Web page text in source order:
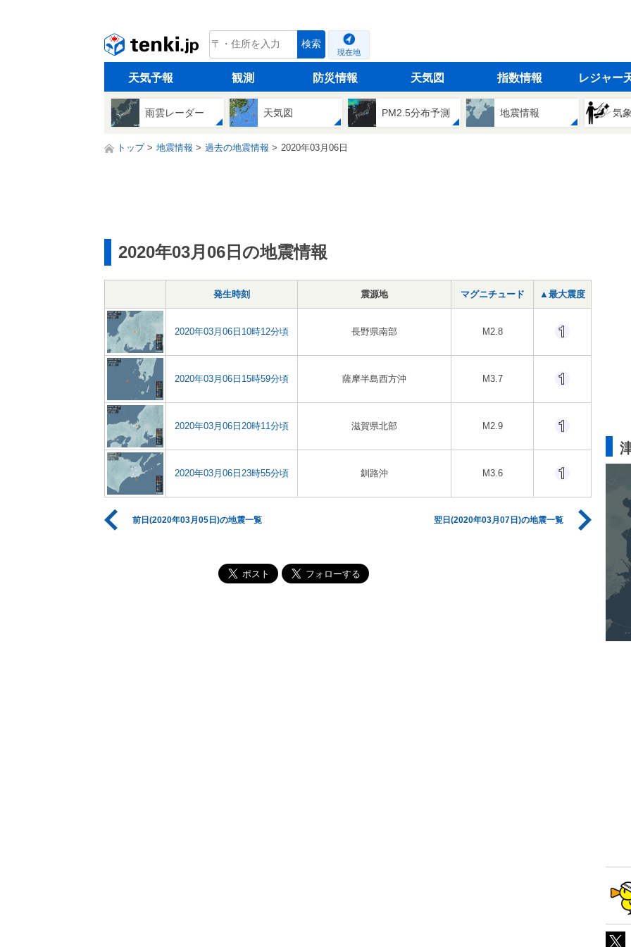
tenki.jp 検索
現在地
天気予報 観測 防災情報 天気図 指数情報 レジャー
雨雲レーダー 天気図 PM2.5分布予測 地震情報 気
トップ 地震情報 過去の地震情報 2020年03月06日
2020年03月06日の地震情報
発生時刻 震源地 マグニチュード ▲最大震度
2020年03月06日10時12分頃 長野県南部 M2.8
2020年03月06日15時59分頃 薩摩半島西方沖 M3.7
2020年03月06日20時11分頃 滋賀県北部 M2.9
2020年03月06日23時55分頃 釧路沖 M3.6
前日(2020年03月05日)の地震一覧 翌日(2020年03月07日)の地震一覧